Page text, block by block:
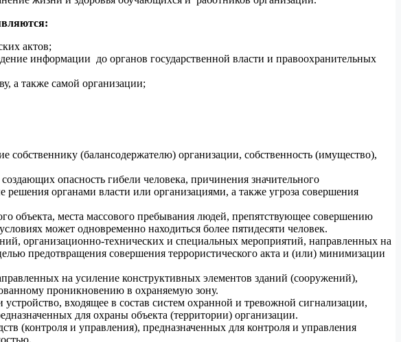
актов;
информации до органов государственной власти и правоохранительных
а также самой организации;
собственнику (балансодержателю) организации, собственность (имущество),
опасность гибели человека, причинения значительного
органами власти или организациями, а также угроза совершения
объекта, места массового пребывания людей, препятствующее совершению
может одновременно находиться более пятидесяти человек.
организационно-технических и специальных мероприятий, направленных на
предотвращения совершения террористического акта и (или) минимизации
на усиление конструктивных элементов зданий (сооружений),
проникновению в охраняемую зону.
входящее в состав систем охранной и тревожной сигнализации,
для охраны объекта (территории) организации.
(контроля и управления), предназначенных для контроля и управления